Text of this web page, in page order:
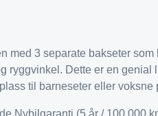
med 3 separate bakseter som
ryggvinkel. Dette er en genial
til barneseter eller voksne
Nybilgaranti (5 år / 100.000